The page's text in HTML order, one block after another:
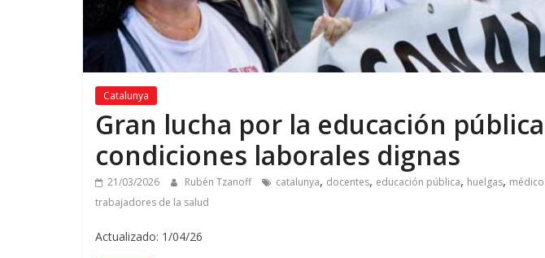
Catalunya
Gran lucha por la educación
condiciones laborales dignas
21/03/2026 Rubén Tzanoff catalunya, docentes, educación pública, huelgas,
trabajadores de la salud
Actualizado: 1/04/26